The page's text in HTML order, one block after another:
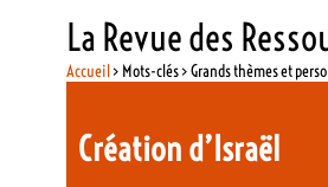
La Revue des
Accueil> Mots-clés > Grands thèmes et
Création d’Israël